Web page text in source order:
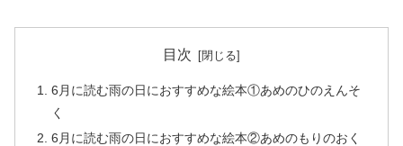
目次
6月に読む雨の日におすすめな絵本①あめのひのえんそ
く
6月に読む雨の日におすすめな絵本②あめのもりのおく